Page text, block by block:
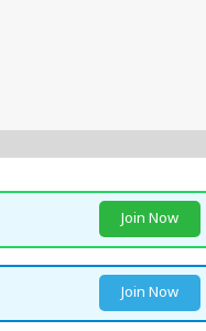
Join Now
Join Now